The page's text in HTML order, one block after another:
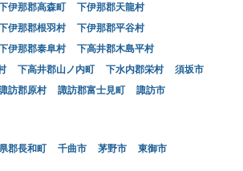
伊那郡高森町
下伊那郡天龍村
伊那郡根羽村
下伊那郡平谷村
伊那郡泰阜村
下高井郡木島平村
下高井郡山ノ内町 下水内郡栄村
須坂市
訪郡原村 諏訪郡富士見町 諏訪市
郡長和町 千曲市 茅野市 東御市